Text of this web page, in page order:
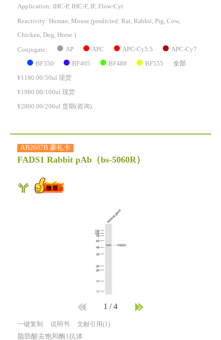
Application: IHC-P, IHC-F, IF, Flow-Cyt
Reactivity: Human, Mouse (predicted: Rat, Rabbit, Pig, Cow,
Chicken, Dog, Horse )
Conjugate: AP APC APC-Cy5.5 APC-Cy7
BF350 BF405 BF488 BF555 全部
¥1180.00/50ul 现货
¥1980.00/100ul 现货
¥2800.00/200ul 货期(咨询)
AB2607B 豪礼卡
FADS1 Rabbit pAb （bs-5060R）
1 /4
一键复制 说明书 文献引用(1)
脂肪酸去饱和酶1抗体